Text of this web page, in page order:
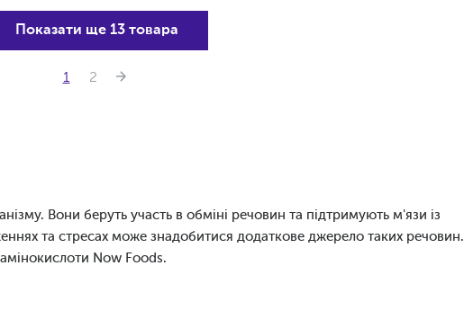
Показати ще 13 товара
1 2
Вони беруть участь в обміні речовин та підтримують м'язи із
та стресах може знадобитися додаткове джерело таких речовин.
Now Foods.